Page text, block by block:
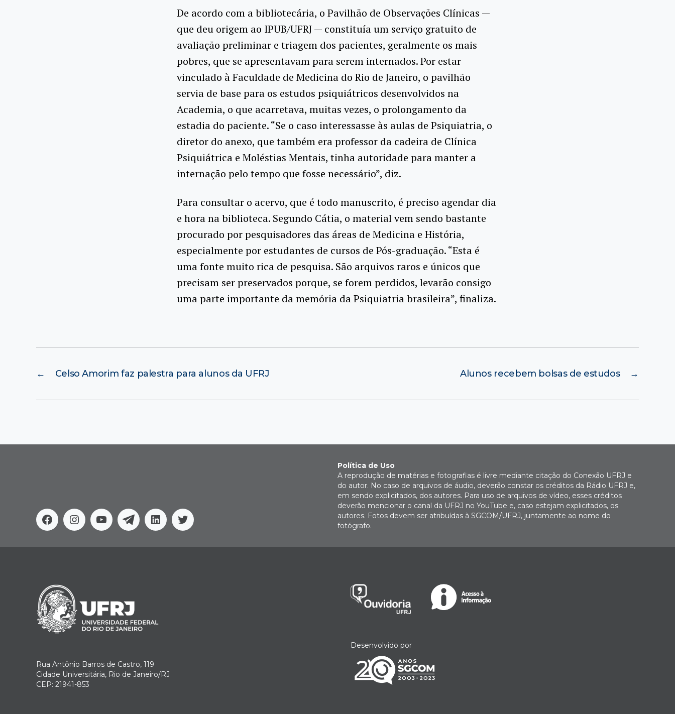
De acordo com a bibliotecária, o Pavilhão de Observações Clínicas —
que deu origem ao IPUB/UFRJ — constituía um serviço gratuito de
avaliação preliminar e triagem dos pacientes, geralmente os mais
pobres, que se apresentavam para serem internados. Por estar
vinculado à Faculdade de Medicina do Rio de Janeiro, o pavilhão
servia de base para os estudos psiquiátricos desenvolvidos na
Academia, o que acarretava, muitas vezes, o prolongamento da
estadia do paciente. “Se o caso interessasse às aulas de Psiquiatria, o
diretor do anexo, que também era professor da cadeira de Clínica
Psiquiátrica e Moléstias Mentais, tinha autoridade para manter a
internação pelo tempo que fosse necessário”, diz.
Para consultar o acervo, que é todo manuscrito, é preciso agendar dia
e hora na biblioteca. Segundo Cátia, o material vem sendo bastante
procurado por pesquisadores das áreas de Medicina e História,
especialmente por estudantes de cursos de Pós-graduação. “Esta é
uma fonte muito rica de pesquisa. São arquivos raros e únicos que
precisam ser preservados porque, se forem perdidos, levarão consigo
uma parte importante da memória da Psiquiatria brasileira”, finaliza.
← Celso Amorim faz palestra para alunos da UFRJ →
Alunos recebem bolsas de estudos
FacebookInstagram
YoutubeTelegramLinkedinTwitter
Política de Uso
A reprodução de matérias e fotografias é livre mediante citação do Conexão UFRJ e
do autor. No caso de arquivos de áudio, deverão constar os créditos da Rádio UFRJ e,
em sendo explicitados, dos autores. Para uso de arquivos de vídeo, esses créditos
deverão mencionar o canal da UFRJ no YouTube e, caso estejam explicitados, os
autores. Fotos devem ser atribuídas à SGCOM/UFRJ, juntamente ao nome do
fotógrafo.
Rua Antônio Barros de Castro, 119
Cidade Universitária, Rio de Janeiro/RJ
CEP: 21941-853
Desenvolvido por